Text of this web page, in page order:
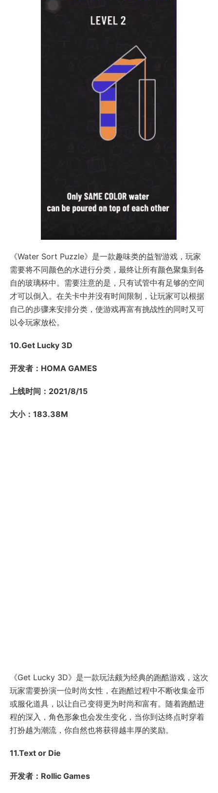
《Water Sort Puzzle》是一款趣味类的益智游戏，玩家
需要将不同颜色的水进行分类，最终让所有颜色聚集到各
自的玻璃杯中。需要注意的是，只有试管中有足够的空间
才可以倒入。在关卡中并没有时间限制，让玩家可以根据
自己的步骤来安排分类，使游戏再富有挑战性的同时又可
以令玩家放松。
10.Get Lucky 3D
开发者：HOMA GAMES
上线时间：2021/8/15
大小：183.38M
《Get Lucky 3D》是一款玩法颇为经典的跑酷游戏，这次
玩家需要扮演一位时尚女性，在跑酷过程中不断收集金币
或服化道具，以让自己变得更为时尚和富有。随着跑酷进
程的深入，角色形象也会发生变化，当你到达终点时穿着
打扮越为潮流，你自然也将获得越丰厚的奖励。
11.Text or Die
开发者：Rollic Games